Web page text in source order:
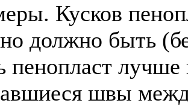
Кусков
должно быть
пенопласт
швы